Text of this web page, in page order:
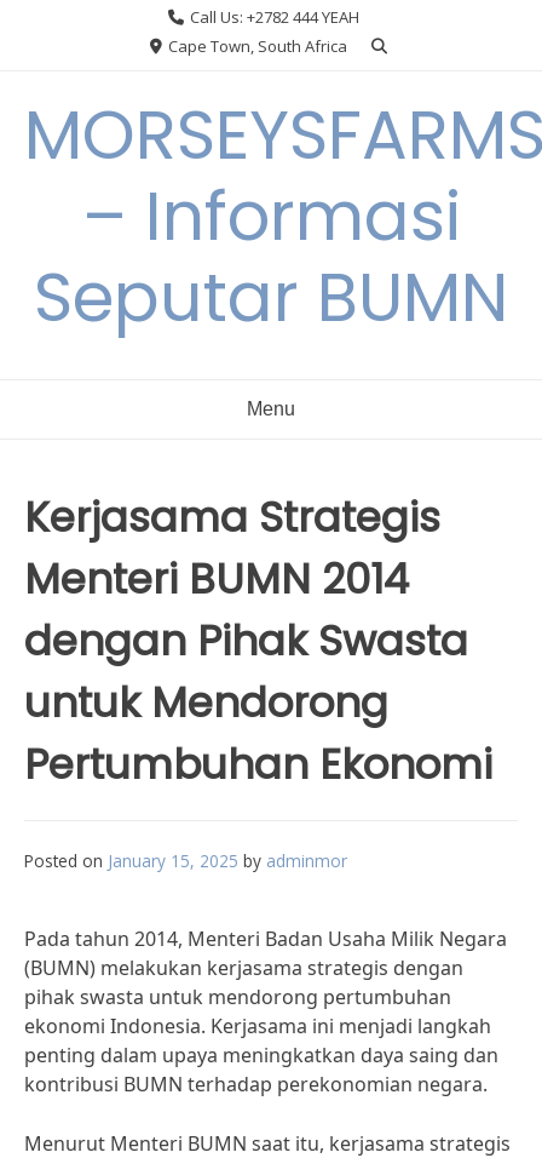
Call Us: +2782 444 YEAH
Cape Town, South Africa
– Informasi
Seputar BUMN
Menu
Kerjasama Strategis
Menteri BUMN 2014
dengan Pihak Swasta
untuk Mendorong
Pertumbuhan Ekonomi
Posted on January 15, 2025 by adminmor
Pada tahun 2014, Menteri Badan Usaha Milik Negara
(BUMN) melakukan kerjasama strategis dengan
pihak swasta untuk mendorong pertumbuhan
ekonomi Indonesia. Kerjasama ini menjadi langkah
penting dalam upaya meningkatkan daya saing dan
kontribusi BUMN terhadap perekonomian negara.
Menurut Menteri BUMN saat itu, kerjasama strategis